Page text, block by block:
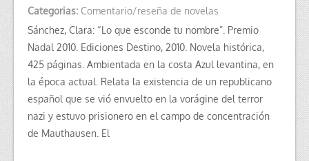
Categorias: Comentario/reseña de novelas
Sánchez, Clara: “Lo que esconde tu nombre”. Premio
Nadal 2010. Ediciones Destino, 2010. Novela histórica,
425 páginas. Ambientada en la costa Azul levantina, en
la época actual. Relata la existencia de un republicano
español que se vió envuelto en la vorágine del terror
nazi y estuvo prisionero en el campo de concentración
de Mauthausen. El